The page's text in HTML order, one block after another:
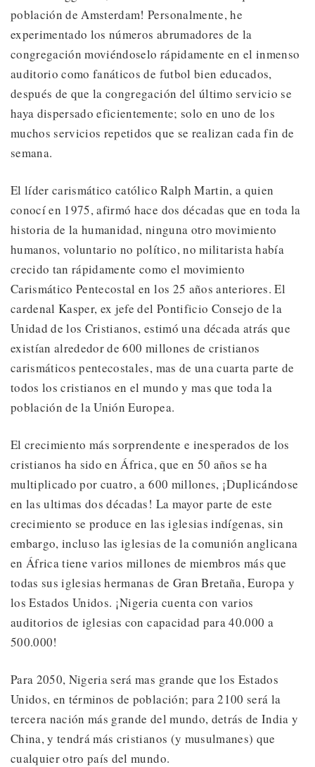
población de Amsterdam! Personalmente, he
experimentado los números abrumadores de la
congregación moviéndoselo rápidamente en el inmenso
auditorio como fanáticos de futbol bien educados,
después de que la congregación del último servicio se
haya dispersado eficientemente; solo en uno de los
muchos servicios repetidos que se realizan cada fin de
semana.
El líder carismático católico Ralph Martin, a quien
conocí en 1975, afirmó hace dos décadas que en toda la
historia de la humanidad, ninguna otro movimiento
humanos, voluntario no político, no militarista había
crecido tan rápidamente como el movimiento
Carismático Pentecostal en los 25 años anteriores. El
cardenal Kasper, ex jefe del Pontificio Consejo de la
Unidad de los Cristianos, estimó una década atrás que
existían alrededor de 600 millones de cristianos
carismáticos pentecostales, mas de una cuarta parte de
todos los cristianos en el mundo y mas que toda la
población de la Unión Europea.
El crecimiento más sorprendente e inesperados de los
cristianos ha sido en África, que en 50 años se ha
multiplicado por cuatro, a 600 millones, ¡Duplicándose
en las ultimas dos décadas! La mayor parte de este
crecimiento se produce en las iglesias indígenas, sin
embargo, incluso las iglesias de la comunión anglicana
en África tiene varios millones de miembros más que
todas sus iglesias hermanas de Gran Bretaña, Europa y
los Estados Unidos. ¡Nigeria cuenta con varios
auditorios de iglesias con capacidad para 40.000 a
500.000!
Para 2050, Nigeria será mas grande que los Estados
Unidos, en términos de población; para 2100 será la
tercera nación más grande del mundo, detrás de India y
China, y tendrá más cristianos (y musulmanes) que
cualquier otro país del mundo.